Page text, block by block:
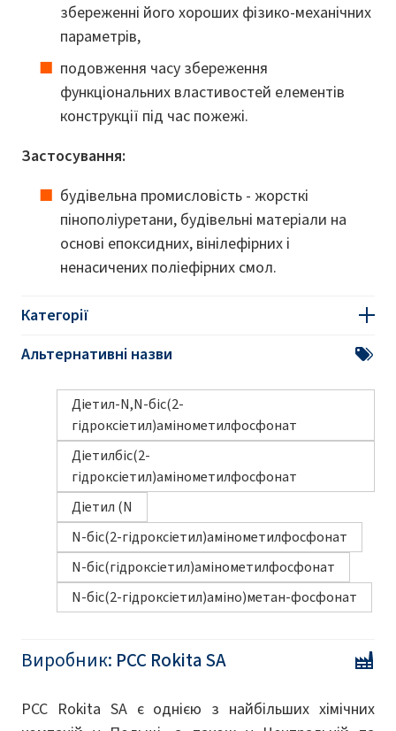
збереженні його хороших фізико-механічних
параметрів,
подовження часу збереження
функціональних властивостей елементів
конструкції під час пожежі.
Застосування:
будівельна промисловість - жорсткі
пінополіуретани, будівельні матеріали на
основі епоксидних, вінілефірних і
ненасичених поліефірних смол.
Категорії
Альтернативні назви
Діетил-N,N-біс(2-
гідроксіетил)амінометилфосфонат
Діетилбіс(2-
гідроксіетил)амінометилфосфонат
Діетил (N
N-біс(2-гідроксіетил)амінометилфосфонат
N-біс(гідроксіетил)амінометилфосфонат
N-біс(2-гідроксіетил)аміно)метан-фосфонат
Виробник: PCC Rokita SA
PCC Rokita SA є однією з найбільших хімічних